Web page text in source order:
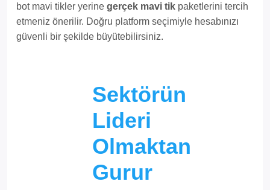
bot mavi tikler yerine gerçek mavi tik paketlerini tercih
etmeniz önerilir. Doğru platform seçimiyle hesabınızı
güvenli bir şekilde büyütebilirsiniz.
Sektörün
Lideri
Olmaktan
Gurur